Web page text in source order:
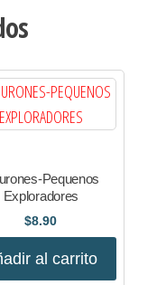
Pequenos
Exploradores
$8.90
al carrito